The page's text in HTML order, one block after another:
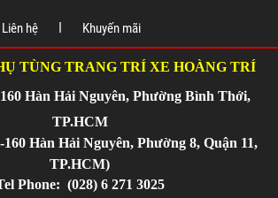
Liên hệ Khuyến mãi
TÙNG TRANG TRÍ XE HOÀNG TRÍ
Hàn Hải Nguyên, Phường Bình Thới,
TP.HCM
Hàn Hải Nguyên, Phường 8, Quận 11,
TP.HCM)
Phone: (028) 6 271 3025